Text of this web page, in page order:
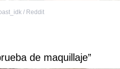
/ Reddit
de maquillaje”